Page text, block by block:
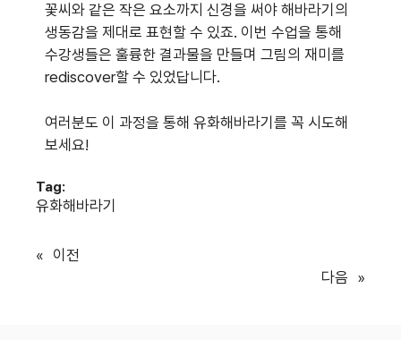
꽃씨와 같은 작은 요소까지 신경을 써야 해바라기의
생동감을 제대로 표현할 수 있죠. 이번 수업을 통해
수강생들은 훌륭한 결과물을 만들며 그림의 재미를
rediscover할 수 있었답니다.
여러분도 이 과정을 통해 유화해바라기를 꼭 시도해
보세요!
Tag:
유화해바라기
« 이전
다음 »